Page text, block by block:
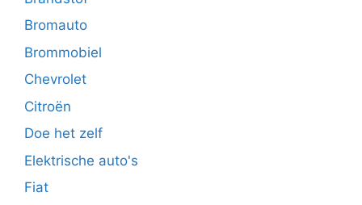
Bromauto
Brommobiel
Chevrolet
Citroën
Doe het zelf
Elektrische auto's
Fiat